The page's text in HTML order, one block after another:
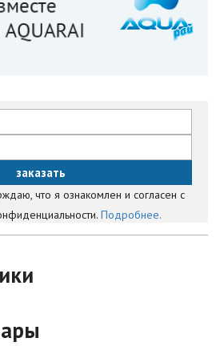
что я ознакомлен и согласен с
Подробнее.